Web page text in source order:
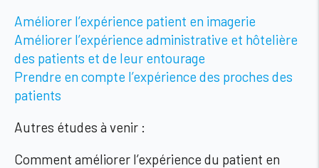
Améliorer l’expérience patient en imagerie
Améliorer l’expérience administrative et hôtelière
des patients et de leur entourage
Prendre en compte l’expérience des proches des
patients
Autres études à venir :
Comment améliorer l’expérience du patient en